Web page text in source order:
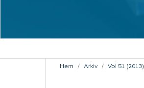
Hem / Arkiv / Vol 51 (2013)